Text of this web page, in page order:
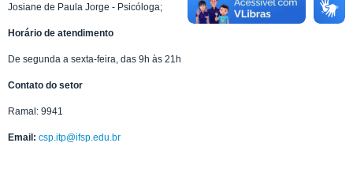
Josiane de Paula Jorge - Psicóloga;
Horário de atendimento
De segunda a sexta-feira, das 9h às 21h
Contato do setor
Ramal: 9941
Email: csp.itp@ifsp.edu.br